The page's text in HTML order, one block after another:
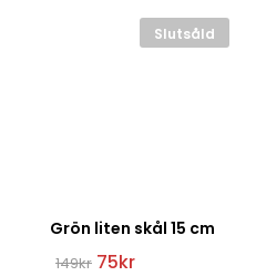
Slutsåld
Grön liten skål 15 cm
149kr Det
75krDet